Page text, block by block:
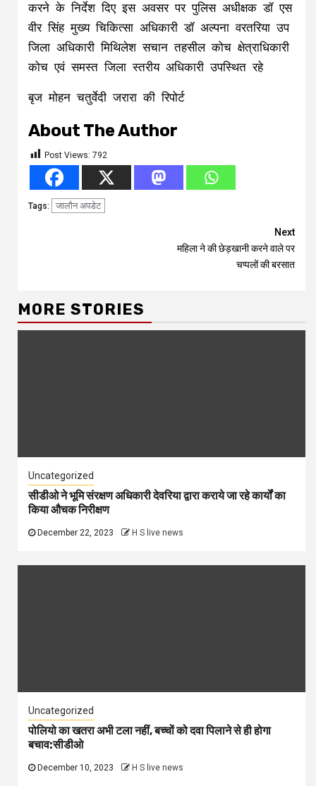
करने के निर्देश दिए इस अवसर पर पुलिस अधीक्षक डॉ एस
वीर सिंह मुख्य चिकित्सा अधिकारी डॉ अल्पना वरतरिया उप
जिला अधिकारी मिथिलेश सचान तहसील कोच क्षेत्राधिकारी
कोच एवं समस्त जिला स्तरीय अधिकारी उपस्थित रहे
बृज मोहन चतुर्वेदी जरारा की रिपोर्ट
About The Author
Post Views: 792
Tags: जालौन अपडेट
Next
महिला ने की छेड़खानी करने वाले पर
चप्पलों की बरसात
MORE STORIES
Uncategorized
सीडीओ ने भूमि संरक्षण अधिकारी देवरिया द्वारा कराये जा रहे कार्यों का
किया औचक निरीक्षण
December 22, 2023 H S live news
Uncategorized
पोलियो का खतरा अभी टला नहीं, बच्चों को दवा पिलाने से ही होगा
बचाव:सीडीओ
December 10, 2023 H S live news